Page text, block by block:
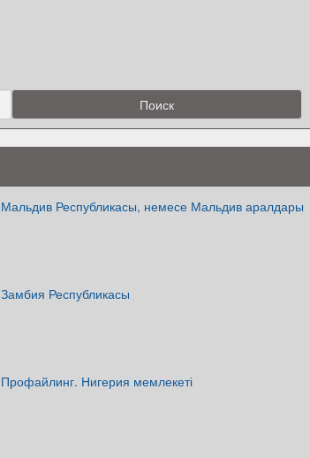
Мальдив Республикасы, немесе Мальдив аралдары
Замбия Республикасы
Профайлинг. Нигерия мемлекеті